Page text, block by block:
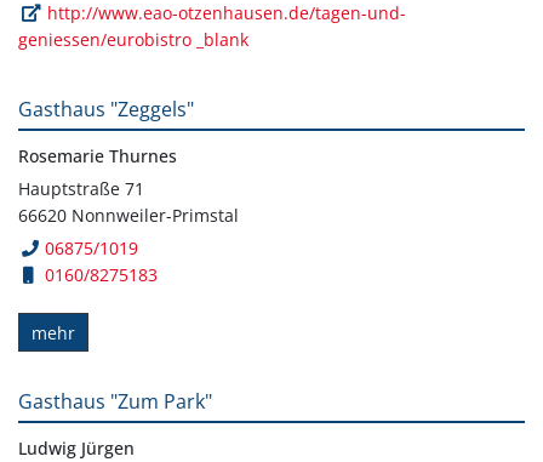
http://www.eao-otzenhausen.de/tagen-und-
geniessen/eurobistro _blank
Gasthaus "Zeggels"
Rosemarie Thurnes
Hauptstraße 71
66620 Nonnweiler-Primstal
06875/1019
0160/8275183
mehr
Gasthaus "Zum Park"
Ludwig Jürgen